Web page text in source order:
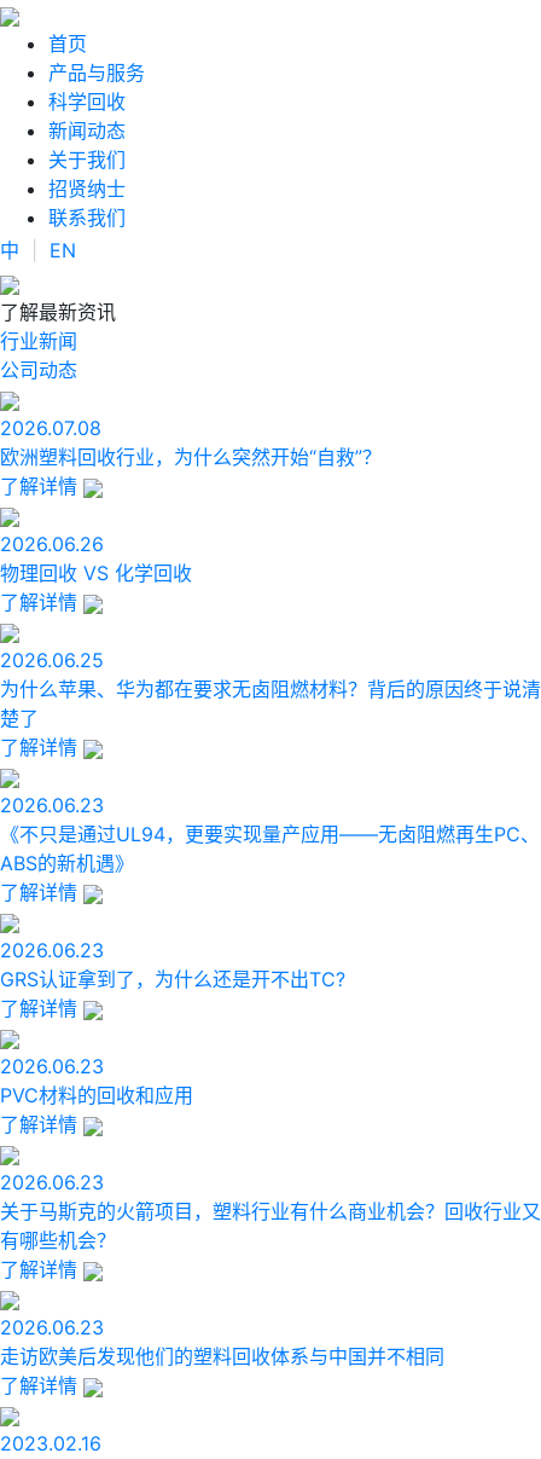
首页
产品与服务
科学回收
新闻动态
关于我们
招贤纳士
联系我们
中
EN
了解最新资讯
行业新闻
公司动态
2026.07.08
欧洲塑料回收行业，为什么突然开始“自救”？
了解详情
2026.06.26
物理回收 VS 化学回收
了解详情
2026.06.25
为什么苹果、华为都在要求无卤阻燃材料？背后的原因终于说清
楚了
了解详情
2026.06.23
《不只是通过UL94，更要实现量产应用——无卤阻燃再生PC、
ABS的新机遇》
了解详情
2026.06.23
GRS认证拿到了，为什么还是开不出TC?
了解详情
2026.06.23
PVC材料的回收和应用
了解详情
2026.06.23
关于马斯克的火箭项目，塑料行业有什么商业机会？回收行业又
有哪些机会？
了解详情
2026.06.23
走访欧美后发现他们的塑料回收体系与中国并不相同
了解详情
2023.02.16